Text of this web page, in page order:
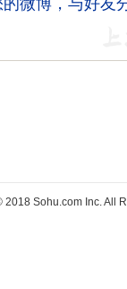
2018 Sohu.com Inc. All